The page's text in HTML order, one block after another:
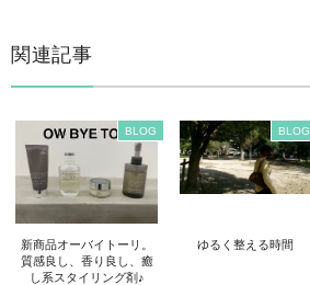
関連記事
BLOG
新商品オーバイトーリ。
質感良し、香り良し、癒
し系スタイリング剤♪
BLOG
ゆるく整える時間